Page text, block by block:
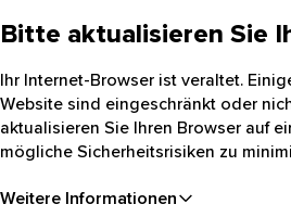
Bitte aktualisieren Sie
Ihr Internet-Browser ist veraltet.
Website sind eingeschränkt oder
aktualisieren Sie Ihren Browser auf
mögliche Sicherheitsrisiken zu
Weitere Informationen